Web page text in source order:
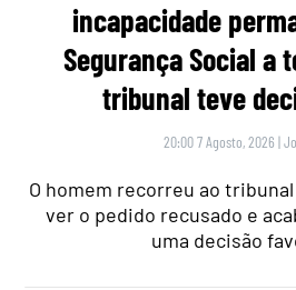
incapacidade
Segurança Social a
tribunal teve
20:00 7 Agosto, 2026 |
O homem recorreu ao
ver o pedido recusado e
uma decisão